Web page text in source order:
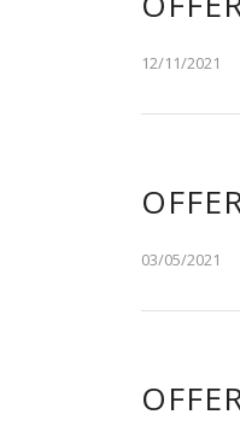
12/11/2021
03/05/2021